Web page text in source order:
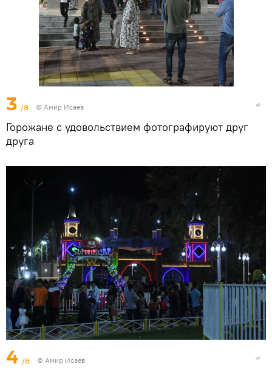
3 /8 © Амир Исаев
Горожане с удовольствием фотографируют друг
друга
4 /8 © Амир Исаев